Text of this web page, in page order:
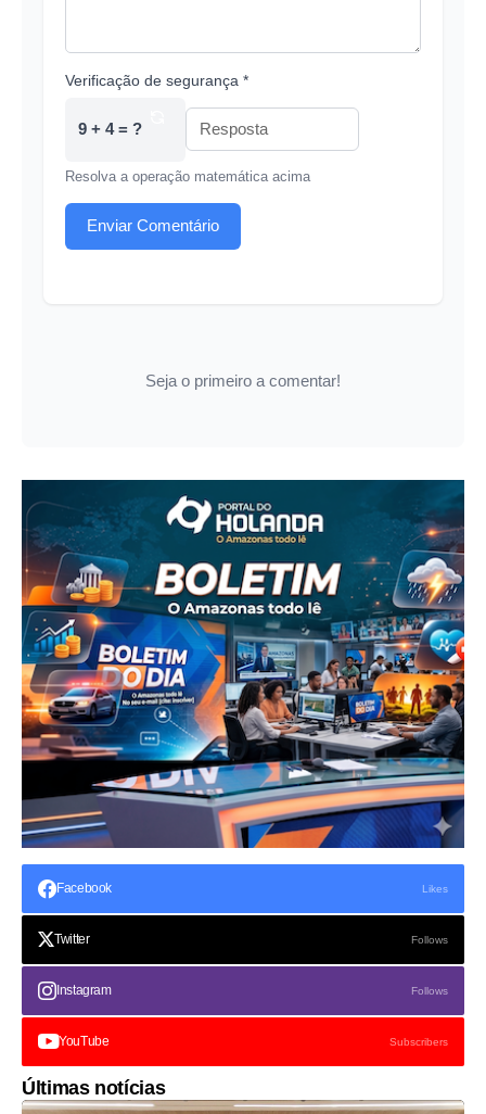
Verificação de segurança *
9 + 4 = ?
Resolva a operação matemática acima
Enviar Comentário
Seja o primeiro a comentar!
Facebook Likes
Twitter Follows
Instagram Follows
YouTube Subscribers
Últimas notícias